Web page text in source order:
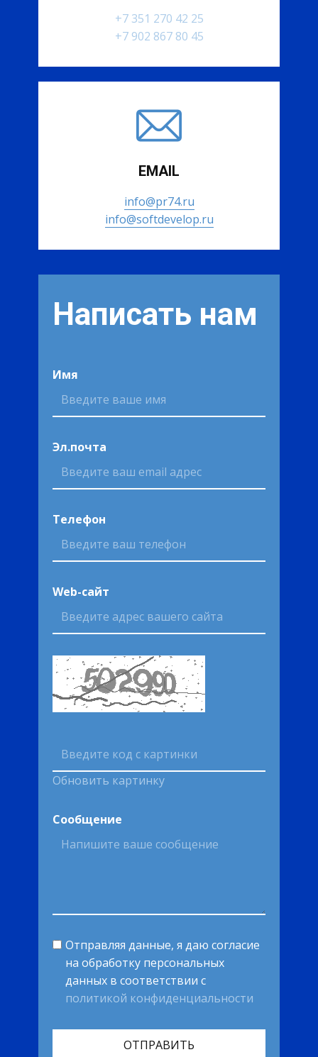
+7 351 270 42 25
+7 902 867 80 45
EMAIL
info@pr74.ru
info@softdevelop.ru
Написать нам
Имя
Эл.почта
Телефон
Web-сайт
Обновить картинку
Сообщение
Отправляя данные, я даю согласие
на обработку персональных
данных в соответствии с
политикой конфиденциальности
ОТПРАВИТЬ